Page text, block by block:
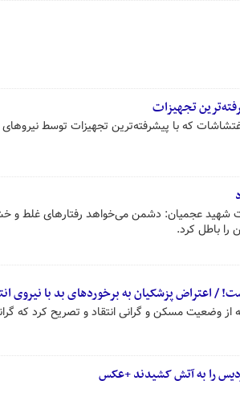
تجهیزات
که با پیشرفته‌ترین تجهیزات توسط
شهید عجمیان: دشمن می‌خواهد رفتارهای غلط و
باطل ‌کرد.
/ اعتراض پزشکیان به برخوردهای بد با نیروی
وضعیت مسکن و گرانی انتقاد و تصریح کرد که
را به آتش کشیدند +عکس